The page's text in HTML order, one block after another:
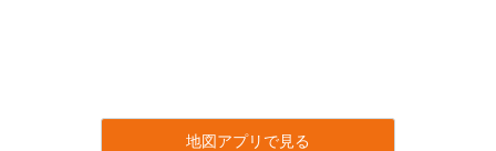
地図アプリで見る